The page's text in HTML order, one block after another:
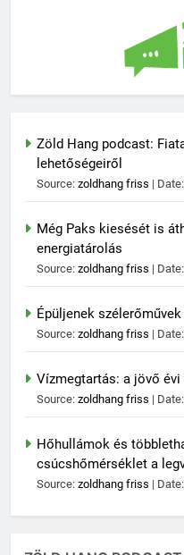
Zöld Hang podcast:
lehetőségeiről
Source: zoldhang friss
Még Paks kiesését is
energiatárolás
Source: zoldhang friss
Épüljenek
Source: zoldhang friss
Vízmegtartás: a jövő
Source: zoldhang friss
Hőhullámok és
csúcshőmérséklet a
Source: zoldhang friss